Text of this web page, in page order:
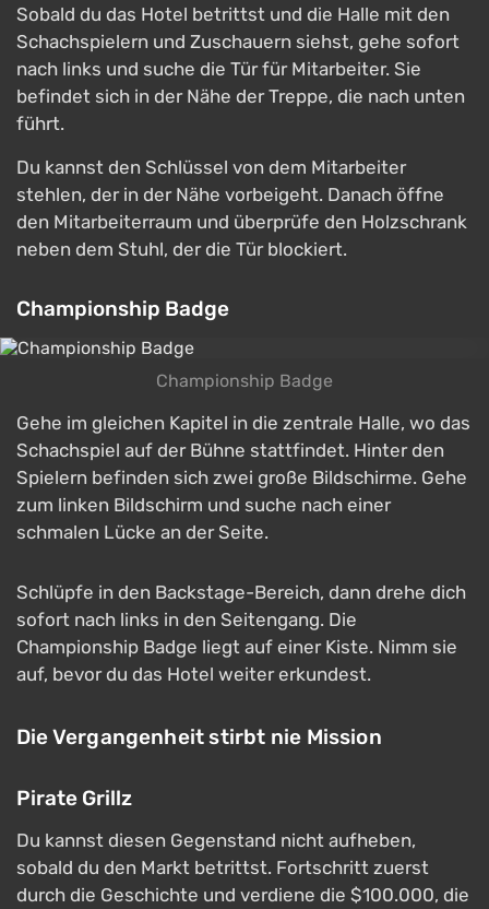
Sobald du das Hotel betrittst und die Halle mit den
Schachspielern und Zuschauern siehst, gehe sofort
nach links und suche die Tür für Mitarbeiter. Sie
befindet sich in der Nähe der Treppe, die nach unten
führt.
Du kannst den Schlüssel von dem Mitarbeiter
stehlen, der in der Nähe vorbeigeht. Danach öffne
den Mitarbeiterraum und überprüfe den Holzschrank
neben dem Stuhl, der die Tür blockiert.
Championship Badge
Championship Badge
Gehe im gleichen Kapitel in die zentrale Halle, wo das
Schachspiel auf der Bühne stattfindet. Hinter den
Spielern befinden sich zwei große Bildschirme. Gehe
zum linken Bildschirm und suche nach einer
schmalen Lücke an der Seite.
Schlüpfe in den Backstage-Bereich, dann drehe dich
sofort nach links in den Seitengang. Die
Championship Badge liegt auf einer Kiste. Nimm sie
auf, bevor du das Hotel weiter erkundest.
Die Vergangenheit stirbt nie Mission
Pirate Grillz
Du kannst diesen Gegenstand nicht aufheben,
sobald du den Markt betrittst. Fortschritt zuerst
durch die Geschichte und verdiene die $100.000, die